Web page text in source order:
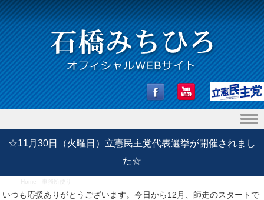
Skip to content
☆11月30日（火曜日）立憲民主党代表選挙が開催されまし
た☆
いつも応援ありがとうございます。今日から12月、師走のスタートで